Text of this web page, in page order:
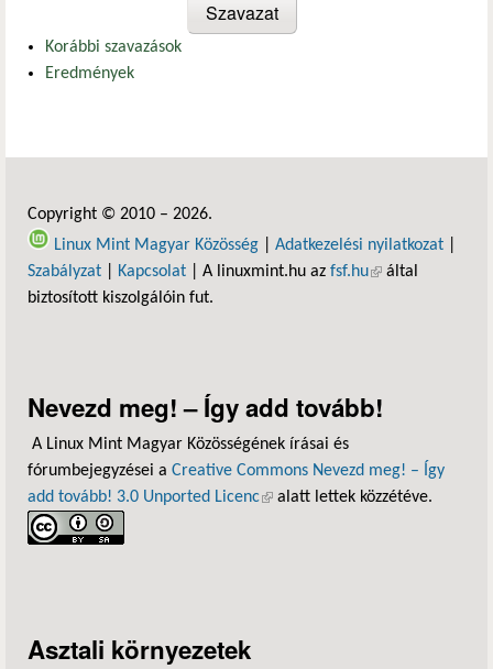
Korábbi szavazások
Eredmények
Copyright © 2010 – 2026.
Linux Mint Magyar Közösség
Adatkezelési nyilatkozat
Szabályzat
Kapcsolat | A linuxmint.hu az fsf.hu(külső hivatkozás)
által
biztosított kiszolgálóin fut.
Nevezd meg! – Így add tovább!
A Linux Mint Magyar Közösségének írásai és
fórumbejegyzései a Creative Commons Nevezd meg! – Így
add tovább! 3.0 Unported Licenc(külső hivatkozás)
alatt lettek közzétéve.
Asztali környezetek